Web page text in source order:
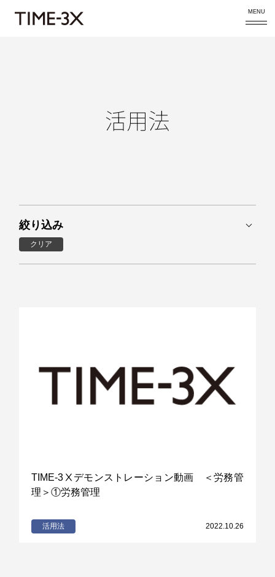
MENU
絞り込み
クリア
TIME-3Ⅹデモンストレーション動画 ＜労務管
理＞①労務管理
活用法 2022.10.26